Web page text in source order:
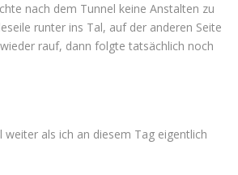
nach dem Tunnel keine Anstalten zu
runter ins Tal, auf der anderen Seite
rauf, dann folgte tatsächlich noch
weiter als ich an diesem Tag eigentlich